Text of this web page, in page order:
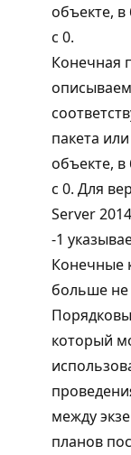
объекте, в
с 0.
Конечная
пакета
объекте, в
с 0. Для
Server
-1
Конечные
больше
который
между
планов